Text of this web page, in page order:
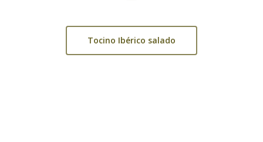
Tocino Ibérico salado